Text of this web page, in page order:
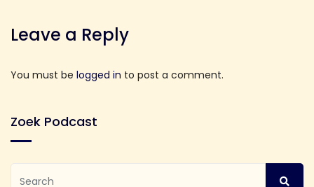
Leave a Reply
You must be logged in to post a comment.
Zoek Podcast